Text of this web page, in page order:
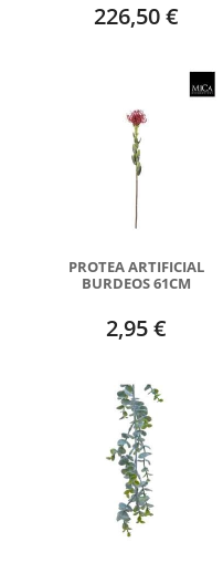
226,50 €
PROTEA ARTIFICIAL
BURDEOS 61CM
2,95 €